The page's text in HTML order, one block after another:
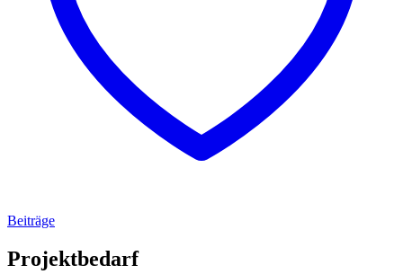
Beiträge
Projektbedarf